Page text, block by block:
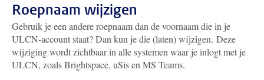
Roepnaam wijzigen
Gebruik je een andere roepnaam dan de voornaam die in je
ULCN-account staat?Dan kun je die (laten) wijzigen. Deze
wijziging wordt zichtbaar in alle systemen waar je inlogt met je
ULCN, zoals Brightspace, uSis en MS Teams.